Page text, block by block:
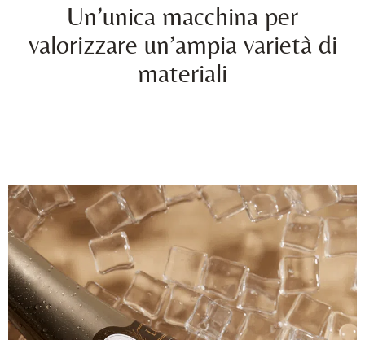
Un’unica macchina per
valorizzare un’ampia varietà di
materiali